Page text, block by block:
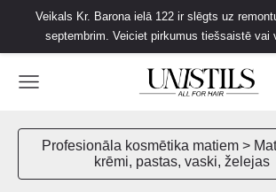
Veikals Kr. Barona ielā 122 ir slēgts uz
septembrim. Veiciet pirkumus tiešsaistē vai
Profesionāla kosmētika matiem >
krēmi, pastas, vaski, želejas